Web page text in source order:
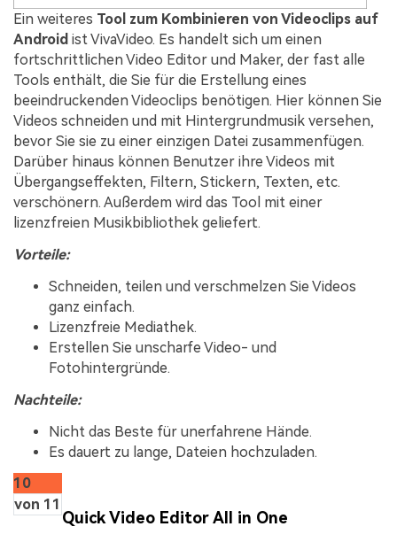
Ein weiteres Tool zum Kombinieren von Videoclips auf
Android ist VivaVideo. Es handelt sich um einen
fortschrittlichen Video Editor und Maker, der fast alle
Tools enthält, die Sie für die Erstellung eines
beeindruckenden Videoclips benötigen. Hier können Sie
Videos schneiden und mit Hintergrundmusik versehen,
bevor Sie sie zu einer einzigen Datei zusammenfügen.
Darüber hinaus können Benutzer ihre Videos mit
Übergangseffekten, Filtern, Stickern, Texten, etc.
verschönern. Außerdem wird das Tool mit einer
lizenzfreien Musikbibliothek geliefert.
Vorteile:
Schneiden, teilen und verschmelzen Sie Videos
ganz einfach.
Lizenzfreie Mediathek.
Erstellen Sie unscharfe Video- und
Fotohintergründe.
Nachteile:
Nicht das Beste für unerfahrene Hände.
Es dauert zu lange, Dateien hochzuladen.
10
von 11
Quick Video Editor All in One